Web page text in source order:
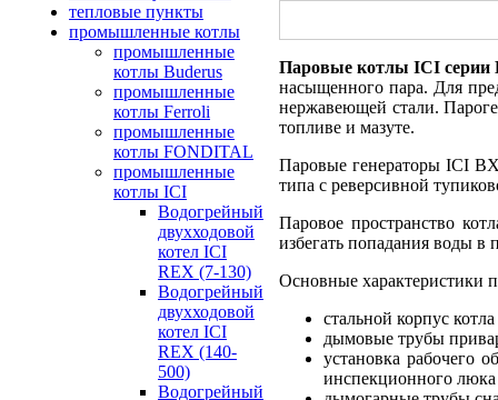
тепловые пункты
промышленные котлы
промышленные
котлы Buderus
промышленные
котлы Ferroli
промышленные
котлы FONDITAL
промышленные
котлы ICI
Водогрейный
двухходовой
котел ICI
REX (7-130)
Водогрейный
двухходовой
котел ICI
REX (140-
500)
Водогрейный
Паровые котлы ICI серии
насыщенного пара. Для
нержавеющей стали.
топливе и мазуте.
Паровые генераторы ICI
типа с реверсивной
Паровое пространство
избегать попадания воды в
Основные характеристики
стальной корпус котла
дымовые трубы
установка рабочего
инспекционного люка